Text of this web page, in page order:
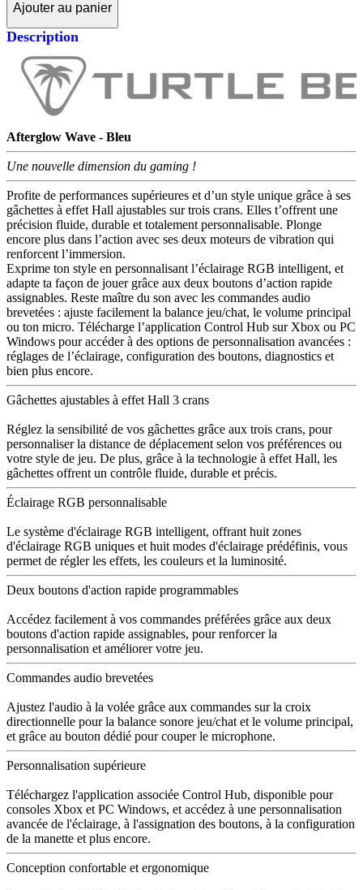
Ajouter au panier
Description
Afterglow Wave - Bleu
Une nouvelle dimension du gaming !
Profite de performances supérieures et d’un style unique grâce à ses
gâchettes à effet Hall ajustables sur trois crans. Elles t’offrent une
précision fluide, durable et totalement personnalisable. Plonge
encore plus dans l’action avec ses deux moteurs de vibration qui
renforcent l’immersion.
Exprime ton style en personnalisant l’éclairage RGB intelligent, et
adapte ta façon de jouer grâce aux deux boutons d’action rapide
assignables. Reste maître du son avec les commandes audio
brevetées : ajuste facilement la balance jeu/chat, le volume principal
ou ton micro. Télécharge l’application Control Hub sur Xbox ou PC
Windows pour accéder à des options de personnalisation avancées :
réglages de l’éclairage, configuration des boutons, diagnostics et
bien plus encore.
Gâchettes ajustables à effet Hall 3 crans
Réglez la sensibilité de vos gâchettes grâce aux trois crans, pour
personnaliser la distance de déplacement selon vos préférences ou
votre style de jeu. De plus, grâce à la technologie à effet Hall, les
gâchettes offrent un contrôle fluide, durable et précis.
Éclairage RGB personnalisable
Le système d'éclairage RGB intelligent, offrant huit zones
d'éclairage RGB uniques et huit modes d'éclairage prédéfinis, vous
permet de régler les effets, les couleurs et la luminosité.
Deux boutons d'action rapide programmables
Accédez facilement à vos commandes préférées grâce aux deux
boutons d'action rapide assignables, pour renforcer la
personnalisation et améliorer votre jeu.
Commandes audio brevetées
Ajustez l'audio à la volée grâce aux commandes sur la croix
directionnelle pour la balance sonore jeu/chat et le volume principal,
et grâce au bouton dédié pour couper le microphone.
Personnalisation supérieure
Téléchargez l'application associée Control Hub, disponible pour
consoles Xbox et PC Windows, et accédez à une personnalisation
avancée de l'éclairage, à l'assignation des boutons, à la configuration
de la manette et plus encore.
Conception confortable et ergonomique